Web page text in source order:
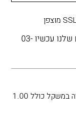
דברו עם יועצי התכשיטים שלנו עכשיו 03-
טבעת יהלומים, 14K זהב, משובצת יהלומי מעבדה במשקל כולל 1.00